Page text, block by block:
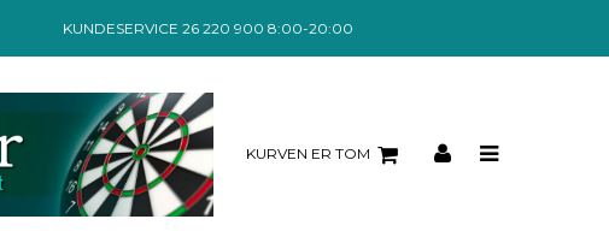
KUNDESERVICE 26 220 900 8:00-20:00
KURVEN ER TOM